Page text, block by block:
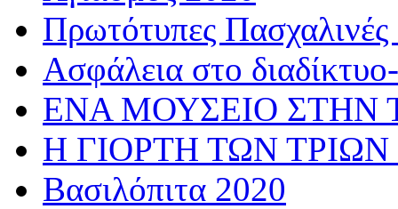
Πρωτότυπες Πασχαλινές
Ασφάλεια στο
ΕΝΑ ΜΟΥΣΕΙΟ ΣΤΗΝ
Η ΓΙΟΡΤΗ ΤΩΝ
Βασιλόπιτα 2020